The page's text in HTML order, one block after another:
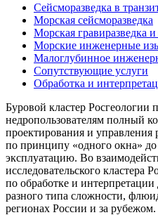
Сейсморазведка в
Морская сейсморазведка
Морская гравиразведка
Морские инженерные
Малоглубинное
Сопутствующие услуги
Обработка и
Буровой кластер Росгеологии
недропользователям полный
проектирования и управления
по принципу «одного окна» до
эксплуатацию. Во
исследовательского кластера
по обработке и
разного типа сложности,
регионах России и за рубежом.